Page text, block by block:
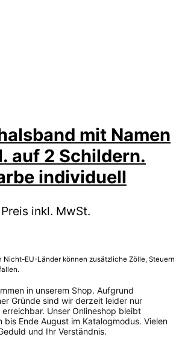
mit Namen
auf 2 Schildern.
individuell
Preis inkl. MwSt.
Nicht-EU-Länder können zusätzliche Zölle, Steuern
in unserem Shop. Aufgrund
Gründe sind wir derzeit leider nur
Unser Onlineshop bleibt
bis Ende August im Katalogmodus. Vielen
und Ihr Verständnis.